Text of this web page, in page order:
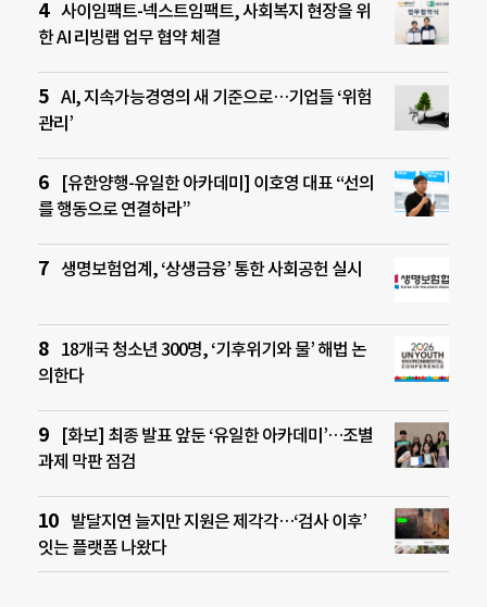
사이임팩트-넥스트임팩트, 사회복지 현장을 위
한 AI 리빙랩 업무 협약 체결
AI, 지속가능경영의 새 기준으로…기업들 ‘위험
관리’
[유한양행-유일한 아카데미] 이호영 대표 “선의
를 행동으로 연결하라”
생명보험업계, ‘상생금융’ 통한 사회공헌 실시
18개국 청소년 300명, ‘기후위기와 물’ 해법 논
의한다
[화보] 최종 발표 앞둔 ‘유일한 아카데미’…조별
과제 막판 점검
발달지연 늘지만 지원은 제각각…‘검사 이후’
잇는 플랫폼 나왔다